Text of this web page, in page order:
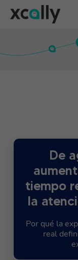
De
tiempo
la
Por qué la
real